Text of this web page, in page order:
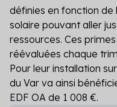
définies en fonction de
solaire pouvant aller
ressources. Ces
réévaluées chaque
Pour leur installation
du Var va ainsi
EDF OA de 1 008 €.